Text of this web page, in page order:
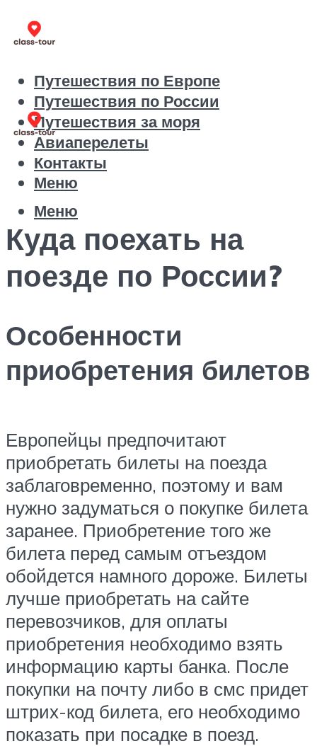
Путешествия по Европе
Путешествия по России
Путешествия за моря
Авиаперелеты
Контакты
Меню
Меню
Куда поехать на
поезде по России?
Особенности
приобретения билетов
Европейцы предпочитают
приобретать билеты на поезда
заблаговременно, поэтому и вам
нужно задуматься о покупке билета
заранее. Приобретение того же
билета перед самым отъездом
обойдется намного дороже. Билеты
лучше приобретать на сайте
перевозчиков, для оплаты
приобретения необходимо взять
информацию карты банка. После
покупки на почту либо в смс придет
штрих-код билета, его необходимо
показать при посадке в поезд.